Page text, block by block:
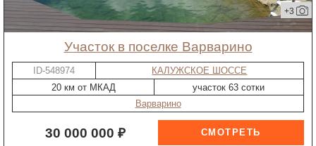
+3
участок в поселке Варварино
ID-548974
КАЛУЖСКОЕ ШОССЕ
20 км от МКАД
участок 63 сотки
Варварино
30 000 000 ₽